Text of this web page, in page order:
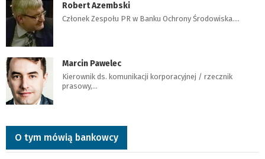
Robert Azembski
Członek Zespołu PR w Banku Ochrony Środowiska.…
Marcin Pawelec
Kierownik ds. komunikacji korporacyjnej / rzecznik
prasowy,…
O tym mówią bankowcy